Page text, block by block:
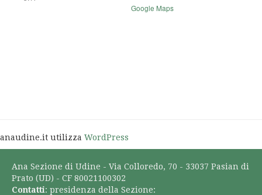
Google Maps
anaudine.it utilizza WordPress
Ana Sezione di Udine - Via Colloredo, 70 - 33037 Pasian di
Prato (UD) - CF 80021100302
Contatti: presidenza della Sezione: